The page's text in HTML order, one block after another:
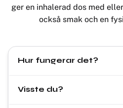
ger en inhalerad dos med
också smak och en
Hur fungerar det?
Visste du?